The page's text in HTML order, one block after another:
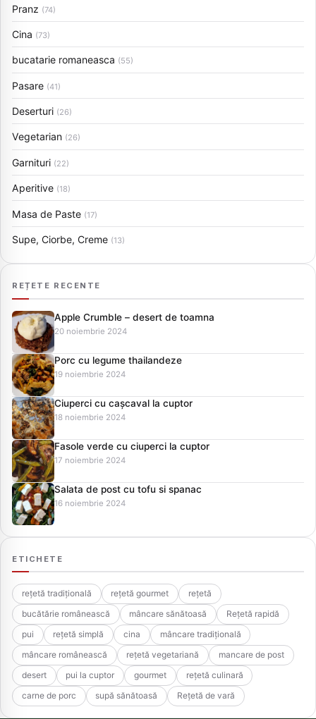
Pranz (74)
Cina (73)
bucatarie romaneasca (55)
Pasare (41)
Deserturi (26)
Vegetarian (26)
Garnituri (22)
Aperitive (18)
Masa de Paste (17)
Supe, Ciorbe, Creme (13)
REȚETE RECENTE
Apple Crumble – desert de toamna
20 noiembrie 2024
Porc cu legume thailandeze
19 noiembrie 2024
Ciuperci cu cașcaval la cuptor
18 noiembrie 2024
Fasole verde cu ciuperci la cuptor
17 noiembrie 2024
Salata de post cu tofu si spanac
16 noiembrie 2024
ETICHETE
rețetă tradițională rețetă gourmet
rețetă
bucătărie românească
mâncare sănătoasă
Rețetă rapidă
pui
rețetă simplă cina
mâncare tradițională
mâncare românească
rețetă vegetariană
mancare de post
desert
pui la cuptor gourmet
rețetă culinară
carne de porc
supă sănătoasă Rețetă de vară